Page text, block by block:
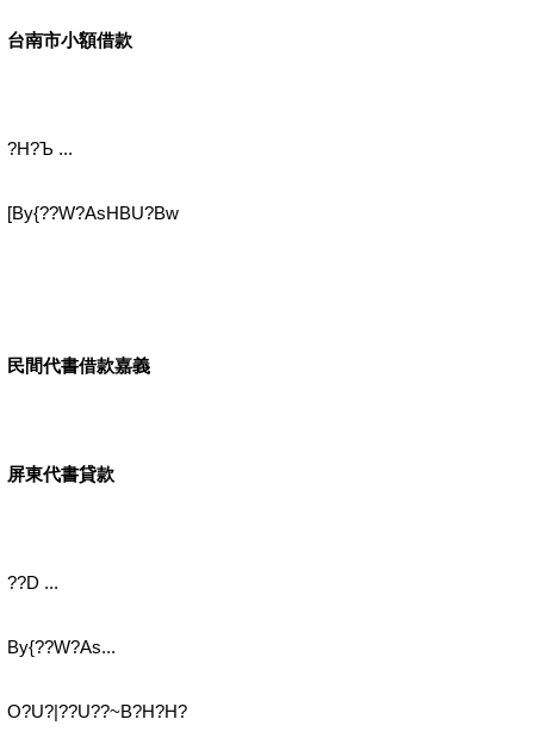
台南市小額借款
?H?Ъ ...
[By{??W?AsHBU?Bw
民間代書借款嘉義
屏東代書貸款
??D ...
By{??W?As...
O?U?|??U??~B?H?H?